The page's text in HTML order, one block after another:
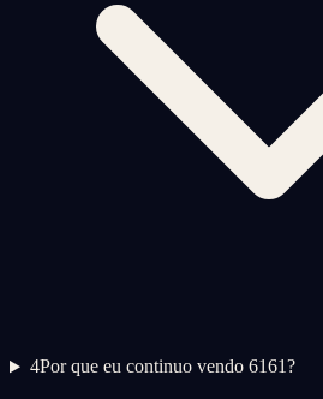
4Por que eu continuo vendo 6161?